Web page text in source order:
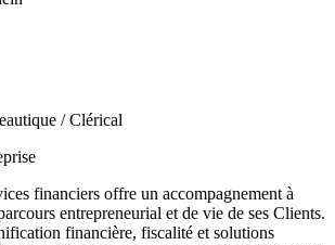
/ Clérical
financiers offre un accompagnement à
entrepreneurial et de vie de ses Clients.
financière, fiscalité et solutions